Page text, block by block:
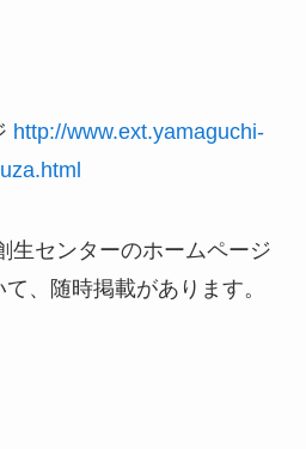
http://www.ext.yamaguchi-
センターのホームページ
、随時掲載があります。